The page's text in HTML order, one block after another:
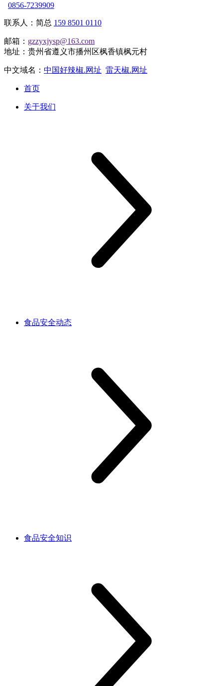
0856-7239909
联系人：简总 159 8501 0110
邮箱： gzzyxjysp@163.com
地址：贵州省遵义市播州区枫香镇枫元村
中文域名： 中国好辣椒.网址 雷天椒.网址
首页
关于我们
食品安全动态
食品安全知识